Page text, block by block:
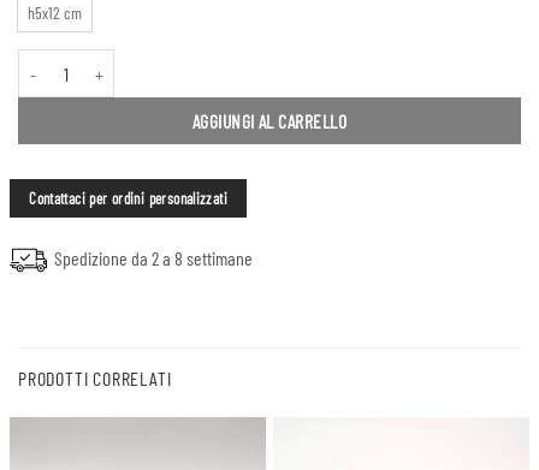
h5x12 cm
AGGIUNGI AL CARRELLO
Contattaci per ordini personalizzati
Spedizione da 2 a 8 settimane
PRODOTTI CORRELATI